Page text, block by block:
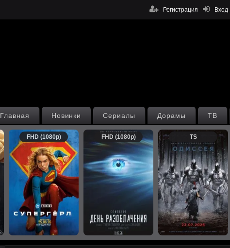
Вход
Регистрация
ТВ
Дорамы
Сериалы
Новинки
Главная
FHD (1080p) FHD (1080p) TS